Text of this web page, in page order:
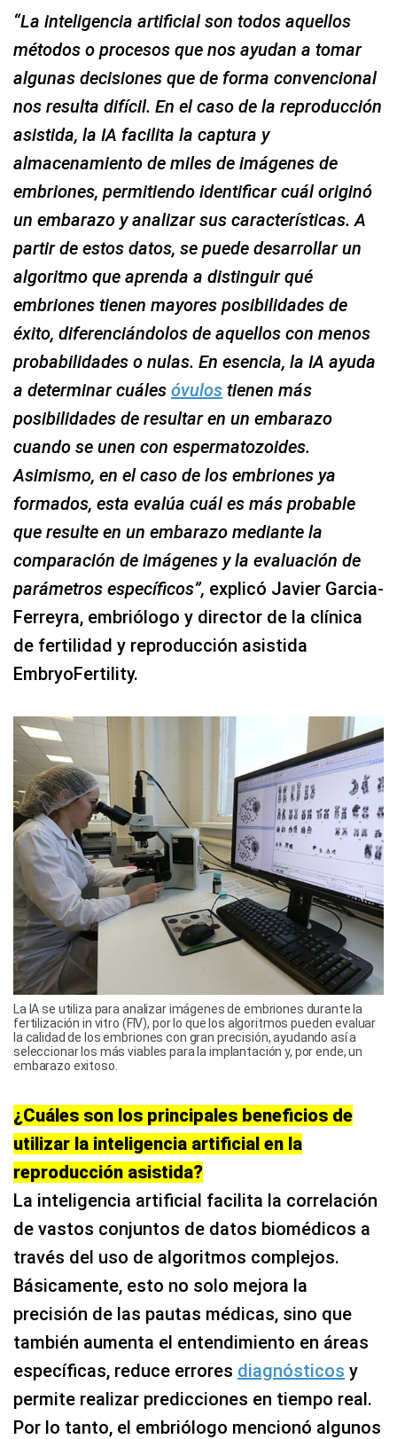
“La inteligencia artificial son todos aquellos
métodos o procesos que nos ayudan a tomar
algunas decisiones que de forma convencional
nos resulta difícil. En el caso de la reproducción
asistida, la IA facilita la captura y
almacenamiento de miles de imágenes de
embriones, permitiendo identificar cuál originó
un embarazo y analizar sus características. A
partir de estos datos, se puede desarrollar un
algoritmo que aprenda a distinguir qué
embriones tienen mayores posibilidades de
éxito, diferenciándolos de aquellos con menos
probabilidades o nulas. En esencia, la IA ayuda
a determinar cuáles óvulos tienen más
posibilidades de resultar en un embarazo
cuando se unen con espermatozoides.
Asimismo, en el caso de los embriones ya
formados, esta evalúa cuál es más probable
que resulte en un embarazo mediante la
comparación de imágenes y la evaluación de
parámetros específicos”, explicó Javier Garcia-
Ferreyra, embriólogo y director de la clínica
de fertilidad y reproducción asistida
EmbryoFertility.
La IA se utiliza para analizar imágenes de embriones durante la
fertilización in vitro (FIV), por lo que los algoritmos pueden evaluar
la calidad de los embriones con gran precisión, ayudando así a
seleccionar los más viables para la implantación y, por ende, un
embarazo exitoso.
¿Cuáles son los principales beneficios de
utilizar la inteligencia artificial en la
reproducción asistida?
La inteligencia artificial facilita la correlación
de vastos conjuntos de datos biomédicos a
través del uso de algoritmos complejos.
Básicamente, esto no solo mejora la
precisión de las pautas médicas, sino que
también aumenta el entendimiento en áreas
específicas, reduce errores diagnósticos y
permite realizar predicciones en tiempo real.
Por lo tanto, el embriólogo mencionó algunos